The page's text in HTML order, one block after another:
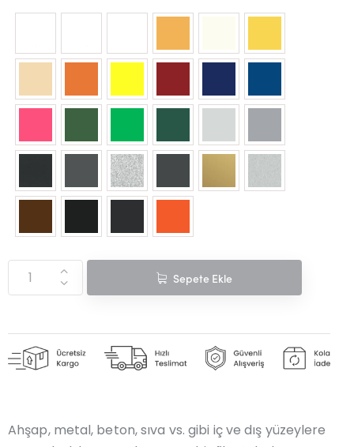
Sepete Ekle
Ahşap, metal, beton, sıva vs. gibi iç ve dış yüzeylere